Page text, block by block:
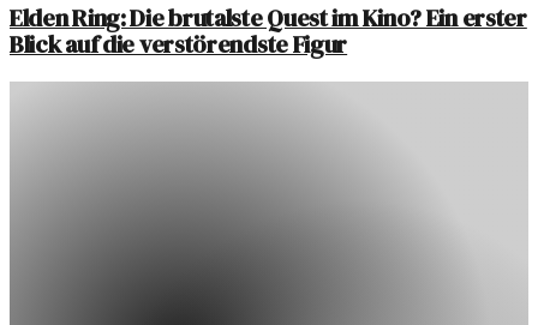
Elden Ring: Die brutalste Quest im Kino? Ein erster
Blick auf die verstörendste Figur